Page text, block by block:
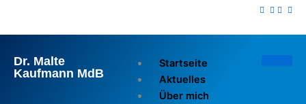
Dr. Malte
Kaufmann MdB
Startseite
Aktuelles
Über mich